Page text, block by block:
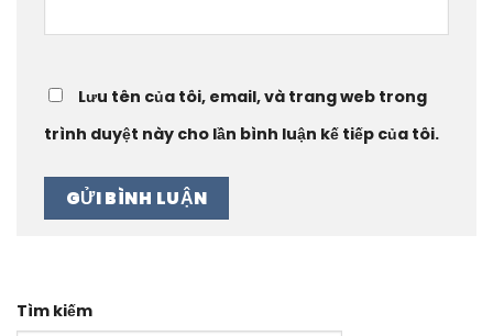
Lưu tên của tôi, email, và trang web trong
trình duyệt này cho lần bình luận kế tiếp của tôi.
Tìm kiếm